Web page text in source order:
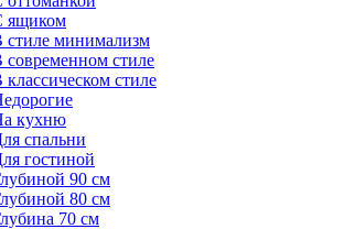
ящиком
стиле минимализм
современном стиле
классическом стиле
кухню
спальни
гостиной
90 см
80 см
70 см